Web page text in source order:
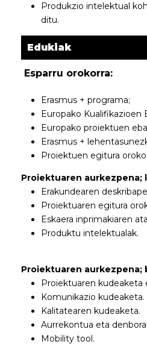
Produkzio intelektual
ditu.
Edukiak
Esparru orokorra:
Erasmus + programa;
Europako Kualifikazioen
Europako proiektuen
Erasmus +
Proiektuen egitura
Proiektuaren aurkezpena;
Erakundearen
Proiektuaren egitura
Eskaera inprimakiaren
Produktu intelektualak.
Proiektuaren aurkezpena;
Proiektuaren kudeaketa
Komunikazio kudeaketa.
Kalitatearen kudeaketa.
Aurrekontua eta
Mobility tool.